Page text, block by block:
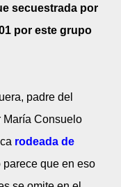
secuestrada por
por este grupo
padre del
María Consuelo
rodeada de
parece que en eso